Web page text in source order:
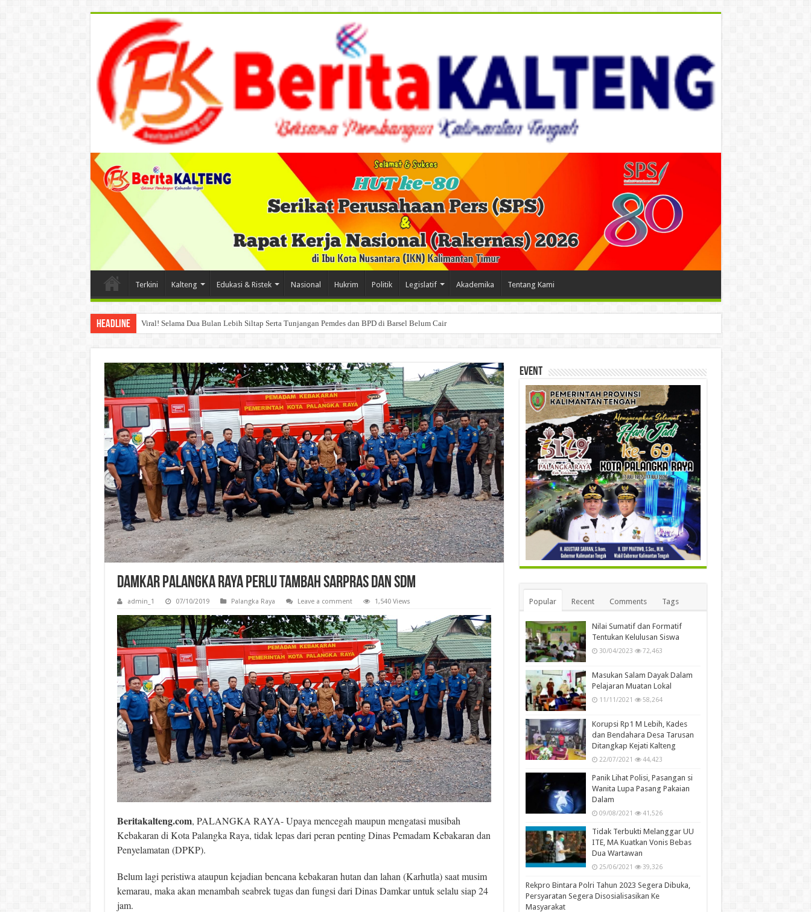
Terkini Kalteng Edukasi & Ristek Nasional Hukrim Politik Legislatif Akademika Tentang Kami
Headline Viral! Selama Dua Bulan Lebih Siltap Serta Tunjangan Pemdes dan BPD di Barsel Belum Cair
Damkar Palangka Raya Perlu Tambah Sarpras dan SDM
admin_1 07/10/2019 Palangka Raya Leave a comment 1,540 Views
Beritakalteng.com, PALANGKA RAYA- Upaya mencegah maupun mengatasi musibah
Kebakaran di Kota Palangka Raya, tidak lepas dari peran penting Dinas Pemadam Kebakaran dan
Penyelamatan (DPKP).
Belum lagi peristiwa ataupun kejadian bencana kebakaran hutan dan lahan (Karhutla) saat musim
kemarau, maka akan menambah seabrek tugas dan fungsi dari Dinas Damkar untuk selalu siap 24
jam.
Event
Popular Recent Comments Tags
Nilai Sumatif dan Formatif
Tentukan Kelulusan Siswa
30/04/2023 72,463
Masukan Salam Dayak Dalam
Pelajaran Muatan Lokal
11/11/2021 58,264
Korupsi Rp1 M Lebih, Kades
dan Bendahara Desa Tarusan
Ditangkap Kejati Kalteng
22/07/2021 44,423
Panik Lihat Polisi, Pasangan si
Wanita Lupa Pasang Pakaian
Dalam
09/08/2021 41,526
Tidak Terbukti Melanggar UU
ITE, MA Kuatkan Vonis Bebas
Dua Wartawan
25/06/2021 39,326
Rekpro Bintara Polri Tahun 2023 Segera Dibuka,
Persyaratan Segera Disosialisasikan Ke
Masyarakat